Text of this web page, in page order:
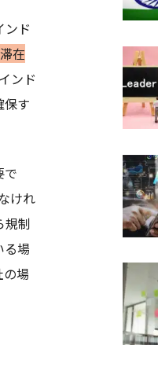
ンド
在
ンド
保す
で
けれ
規制
る場
場